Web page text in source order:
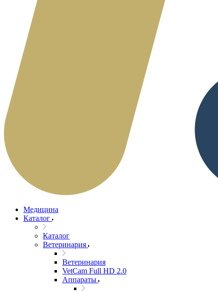
Медицина
Каталог
Каталог
Ветеринария
Ветеринария
VetCam Full HD 2.0
Аппараты